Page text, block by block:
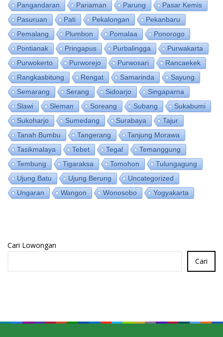
Pangandaran
Pariaman Parung
Pasar Kemis
Pasuruan
Pati Pekalongan
Pekanbaru
Pemalang
Plumbon Pomalaa
Ponorogo
Pontianak
Pringapus Purbalingga
Purwakarta
Purwokerto
Purworejo Purwosari
Rancaekek
Rangkasbitung
Rengat Samarinda
Sayung
Semarang
Serang Sidoarjo
Singaparna
Slawi
Sleman Soreang Subang
Sukabumi
Sukoharjo
Sumedang Surabaya
Tajur
Tanah Bumbu
Tangerang
Tanjung Morawa
Tasikmalaya
Tebet Tegal
Temanggung
Tembung
Tigaraksa Tomohon
Tulungagung
Ujung Batu
Ujung Berung
Uncategorized
Ungaran
Wangon Wonosobo Yogyakarta
Cari Lowongan
Cari